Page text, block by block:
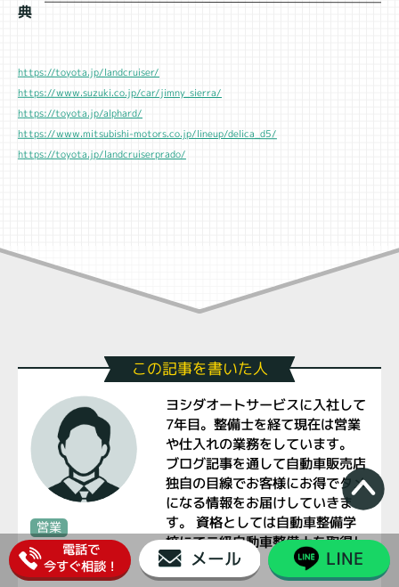
電話で
今すぐ相談！ メール LINE
典
https://toyota.jp/landcruiser/
https://www.suzuki.co.jp/car/jimny_sierra/
https://toyota.jp/alphard/
https://www.mitsubishi-motors.co.jp/lineup/delica_d5/
https://toyota.jp/landcruiserprado/
この記事を書いた人
営業
森田龍太朗
Ryutaro Morita
ヨシダオートサービスに入社して
7年目。整備士を経て現在は営業
や仕入れの業務をしています。
ブログ記事を通して自動車販売店
独自の目線でお客様にお得でタメ
になる情報をお届けしていきま
す。 資格としては自動車整備学
校にて二級自動車整備士を取得し
ております。